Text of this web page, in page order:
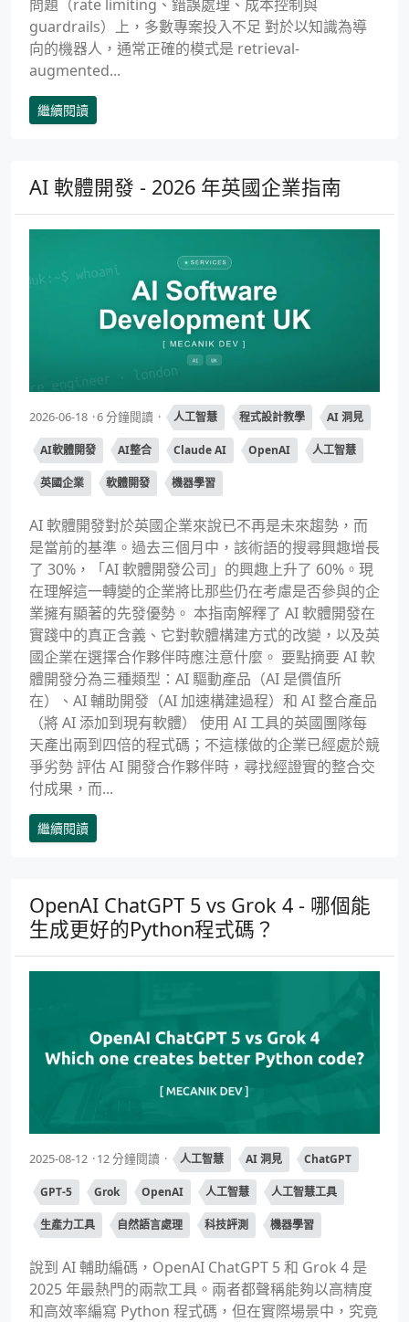
問題（rate limiting、錯誤處理、成本控制與
guardrails）上，多數專案投入不足 對於以知識為導
向的機器人，通常正確的模式是 retrieval-
augmented...
繼續閱讀
AI 軟體開發 - 2026 年英國企業指南
2026-06-18 6 分鐘閱讀 人工智慧 程式設計教學 AI 洞見
AI軟體開發 AI整合 Claude AI OpenAI 人工智慧
英國企業 軟體開發 機器學習
AI 軟體開發對於英國企業來說已不再是未來趨勢，而
是當前的基準。過去三個月中，該術語的搜尋興趣增長
了 30%，「AI 軟體開發公司」的興趣上升了 60%。現
在理解這一轉變的企業將比那些仍在考慮是否參與的企
業擁有顯著的先發優勢。 本指南解釋了 AI 軟體開發在
實踐中的真正含義、它對軟體構建方式的改變，以及英
國企業在選擇合作夥伴時應注意什麼。 要點摘要 AI 軟
體開發分為三種類型：AI 驅動產品（AI 是價值所
在）、AI 輔助開發（AI 加速構建過程）和 AI 整合產品
（將 AI 添加到現有軟體） 使用 AI 工具的英國團隊每
天產出兩到四倍的程式碼；不這樣做的企業已經處於競
爭劣勢 評估 AI 開發合作夥伴時，尋找經證實的整合交
付成果，而...
繼續閱讀
OpenAI ChatGPT 5 vs Grok 4 - 哪個能
生成更好的Python程式碼？
2025-08-12 12 分鐘閱讀 人工智慧 AI 洞見 ChatGPT
GPT-5 Grok OpenAI 人工智慧 人工智慧工具
生產力工具 自然語言處理 科技評測 機器學習
說到 AI 輔助編碼，OpenAI ChatGPT 5 和 Grok 4 是
2025 年最熱門的兩款工具。兩者都聲稱能夠以高精度
和高效率編寫 Python 程式碼，但在實際場景中，究竟